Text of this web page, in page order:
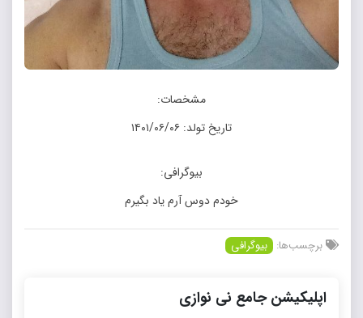
مشخصات:
تاریخ تولد: ۱۴۰۱/۰۶/۰۶
بیوگرافی:
خودم دوس آرم یاد بگیرم
برچسب‌ها: بیوگرافی
اپلیکیشن جامع نی نوازی